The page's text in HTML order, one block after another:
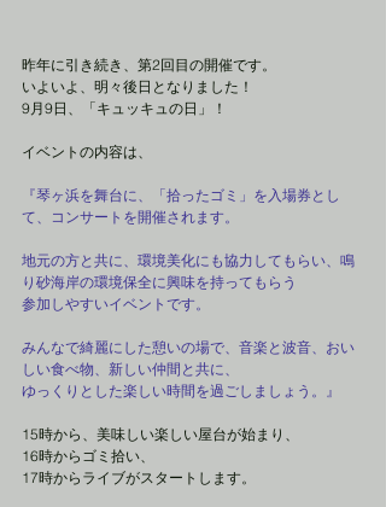
昨年に引き続き、第2回目の開催です。
いよいよ、明々後日となりました！
9月9日、「キュッキュの日」！
イベントの内容は、
『琴ヶ浜を舞台に、「拾ったゴミ」を入場券とし
て、コンサートを開催されます。
地元の方と共に、環境美化にも協力してもらい、鳴
り砂海岸の環境保全に興味を持ってもらう
参加しやすいイベントです。
みんなで綺麗にした憩いの場で、音楽と波音、おい
しい食べ物、新しい仲間と共に、
ゆっくりとした楽しい時間を過ごしましょう。』
15時から、美味しい楽しい屋台が始まり、
16時からゴミ拾い、
17時からライブがスタートします。